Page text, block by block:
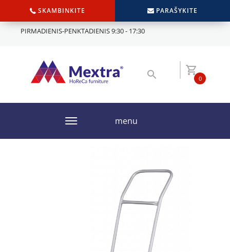
SKAMBINKITE PARAŠYKITE
PIRMADIENIS-PENKTADIENIS 9:30 - 17:30
0
menu